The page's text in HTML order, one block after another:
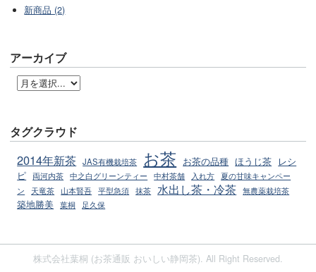
新商品 (2)
アーカイブ
タグクラウド
2014年新茶 JAS有機栽培茶 お茶 お茶の品種 ほうじ茶
レシ
ピ 両河内茶 中之白グリーンティー 中村茶舗 入れ方 夏の甘味キャンペー
ン
天竜茶 山本賢吾 平型急須 抹茶 水出し茶・冷茶 無農薬栽培茶
築地勝美 葉桐 足久保
株式会社葉桐 (お茶通販 おいしい静岡茶). All Right Reserved.